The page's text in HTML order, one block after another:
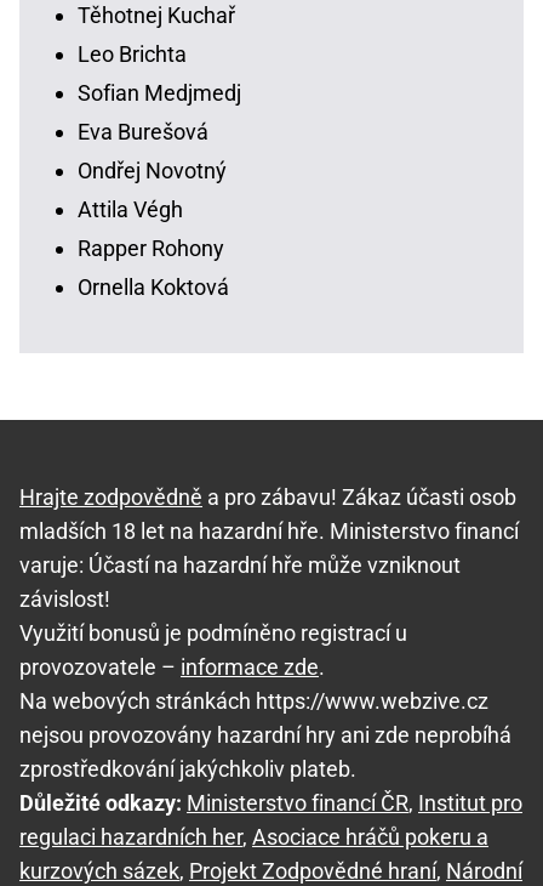
Těhotnej Kuchař
Leo Brichta
Sofian Medjmedj
Eva Burešová
Ondřej Novotný
Attila Végh
Rapper Rohony
Ornella Koktová
Hrajte zodpovědně a pro zábavu! Zákaz účasti osob
mladších 18 let na hazardní hře. Ministerstvo financí
varuje: Účastí na hazardní hře může vzniknout
závislost!
Využití bonusů je podmíněno registrací u
provozovatele – informace zde.
Na webových stránkách https://www.webzive.cz
nejsou provozovány hazardní hry ani zde neprobíhá
zprostředkování jakýchkoliv plateb.
Důležité odkazy: Ministerstvo financí ČR, Institut pro
regulaci hazardních her, Asociace hráčů pokeru a
kurzových sázek, Projekt Zodpovědné hraní, Národní